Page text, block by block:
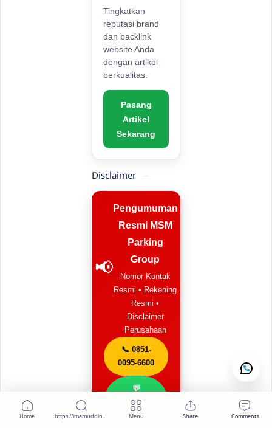
Tingkatkan
reputasi brand
dan backlink
website Anda
dengan artikel
berkualitas.
Pasang
Artikel
Sekarang
Disclaimer
📢
Pengumuman
Resmi MSM
Parking
Group
Nomor Kontak
Resmi • Rekening
Resmi •
Disclaimer
Perusahaan
📞 0851-
0095-6600
💬
WhatsApp
Resmi